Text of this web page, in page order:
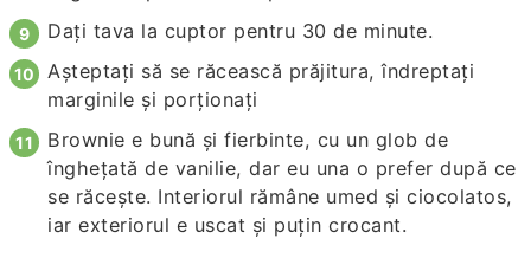
Dați tava la cuptor pentru 30 de minute.
Așteptați să se răcească prăjitura, îndreptați
marginile și porționați
Brownie e bună și fierbinte, cu un glob de
înghețată de vanilie, dar eu una o prefer după ce
se răcește. Interiorul rămâne umed și ciocolatos,
iar exteriorul e uscat și puțin crocant.